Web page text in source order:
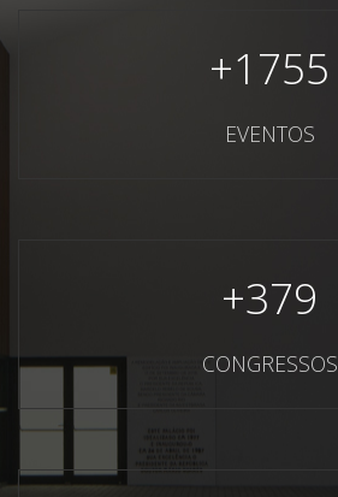
+1755
EVENTOS
+379
CONGRESSOS